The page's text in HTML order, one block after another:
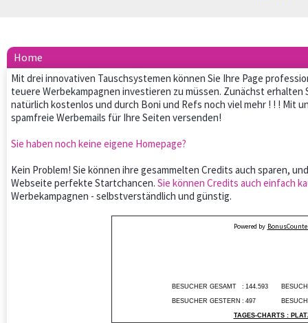
Home
Mit drei innovativen Tauschsystemen können Sie Ihre Page
teuere Werbekampagnen investieren zu müssen. Zunächst erhalten
natürlich kostenlos und durch Boni und Refs noch viel mehr ! ! ! Mit
spamfreie Werbemails für Ihre Seiten versenden!
Sie haben noch keine eigene Homepage?
Kein Problem! Sie können ihre gesammelten Credits auch sparen,
Webseite perfekte Startchancen. Sie können Credits auch einfach
Werbekampagnen - selbstverständlich und günstig.
Powered by
BESUCHER GESAMT : 144.593
BESUCHER GESTERN : 497
TAGES-CHARTS :